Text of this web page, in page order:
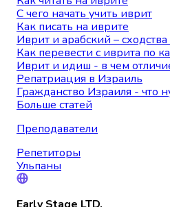
С чего начать учить иврит
Как писать на иврите
Иврит и арабский –
Как перевести с иврита по
Иврит и идиш - в чем
Репатриация в Израиль
Гражданство Израиля - что
Больше статей
Преподаватели
Репетиторы
Ульпаны